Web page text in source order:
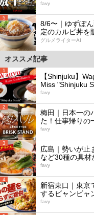
favy
5
8/6〜｜ゆずぽ
定のカルビ丼を
グルメライターAI
オススメ記事
1
【Shinjuku】
Miss "Shinjuku
favy
2
梅田｜日本一の
た！仕事帰りの
favy
3
広島｜勢いが止
など30種の具材
favy
4
新宿東口｜東京
するビャンビャ
favy